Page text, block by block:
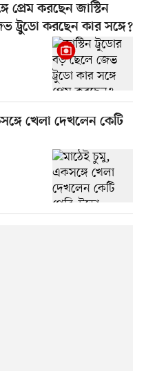
প্রেম করছেন জাস্টিন
ট্রুডো করছেন কার সঙ্গে?
খেলা দেখলেন কেটি